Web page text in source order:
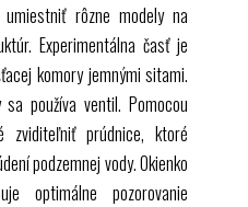
rôzne modely na
Experimentálna časť je
komory jemnými sitami.
používa ventil. Pomocou
zviditeľniť prúdnice, ktoré
podzemnej vody. Okienko
optimálne pozorovanie